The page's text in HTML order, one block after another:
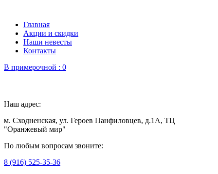
Главная
Акции и скидки
Наши невесты
Контакты
В примерочной : 0
Наш адрес:
м. Сходненская, ул. Героев Панфиловцев, д.1А, ТЦ
"Оранжевый мир"
По любым вопросам звоните:
8 (916) 525-35-36